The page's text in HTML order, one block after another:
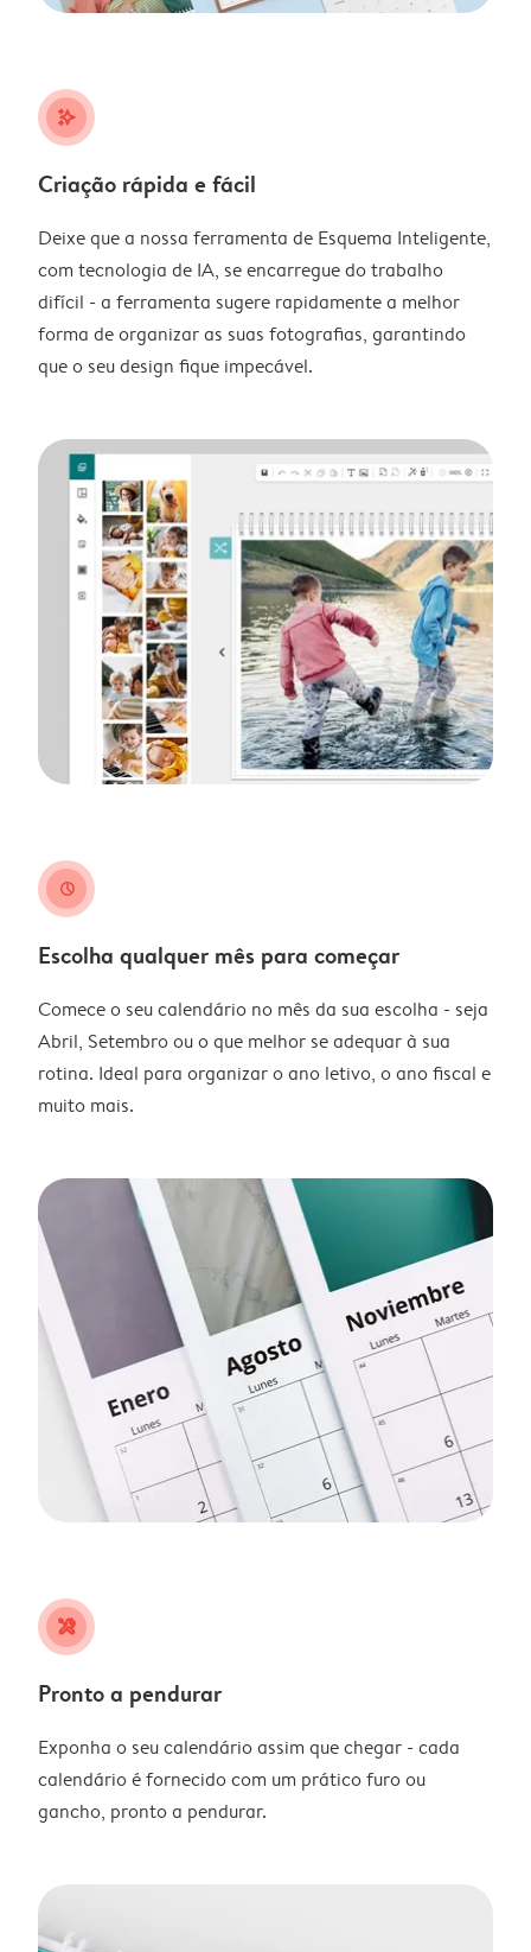
stars_plus
Criação rápida e fácil
Deixe que a nossa ferramenta de Esquema Inteligente,
com tecnologia de IA, se encarregue do trabalho
difícil - a ferramenta sugere rapidamente a melhor
forma de organizar as suas fotografias, garantindo
que o seu design fique impecável.
clock
Escolha qualquer mês para começar
Comece o seu calendário no mês da sua escolha - seja
Abril, Setembro ou o que melhor se adequar à sua
rotina. Ideal para organizar o ano letivo, o ano fiscal e
muito mais.
tools
Pronto a pendurar
Exponha o seu calendário assim que chegar - cada
calendário é fornecido com um prático furo ou
gancho, pronto a pendurar.